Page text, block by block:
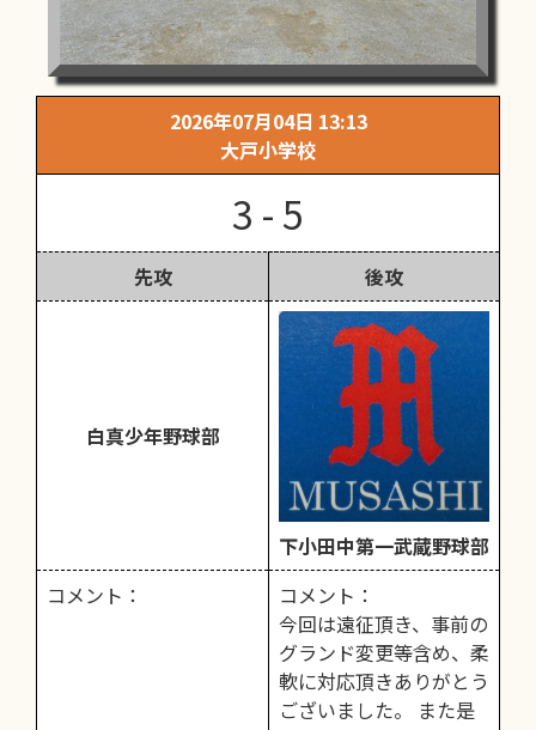
2026年07月04日 13:13
大戸小学校
3 - 5
先攻 後攻
白真少年野球部
下小田中第一武蔵野球部
コメント：
コメント：
今回は遠征頂き、事前の
グランド変更等含め、柔
軟に対応頂きありがとう
ございました。 また是